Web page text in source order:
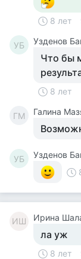
8 лет
УБ Узденов
Что бы
8 лет
ГМ Галина
УБ
Узденов
ИШ Ирина
ла уж
8 лет